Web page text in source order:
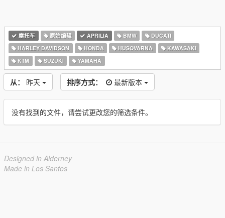
摩托车 原始编辑 APRILIA BMW
DUCATI
HARLEY DAVIDSON
HONDA HUSQVARNA
KAWASAKI
KTM
SUZUKI YAMAHA
从： 昨天 排序方式： 最新版本
没有找到的文件，请尝试更改您的筛选条件。
Designed in Alderney
Made in Los Santos